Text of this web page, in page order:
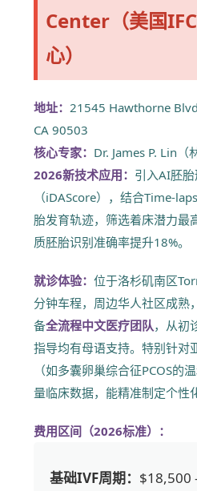
Center（美国
心）
地址： 21545 Hawthorne
CA 90503
核心专家： Dr. James P. Lin（
2026新技术应用： 引入AI胚
（iDAScore），结合Time-
胎发育轨迹，筛选着床潜力最
质胚胎识别准确率提升18%。
就诊体验：位于洛杉矶南区
分钟车程，周边华人社区成熟
备全流程中文医疗团队，从初
指导均有母语支持。特别针对
（如多囊卵巢综合征PCOS的
量临床数据，能精准制定个性
费用区间（2026标准）：
基础IVF周期： $18,500